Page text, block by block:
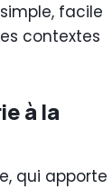
facile
contextes
à la
qui apporte